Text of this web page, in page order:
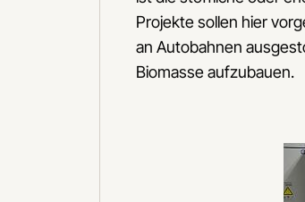
Projekte sollen hier
an Autobahnen
Biomasse aufzubauen.